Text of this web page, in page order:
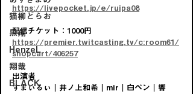
猫柳どらお
黒翔
HenzeL
翔哉
BLACK
https://livepocket.jp/e/ruipa08
配信チケット：1000円
https://premier.twitcasting.tv/c:room61/
shopcart/406257
出演者
すまぃるぃ｜井ノ上和希｜mir｜白ペン｜響